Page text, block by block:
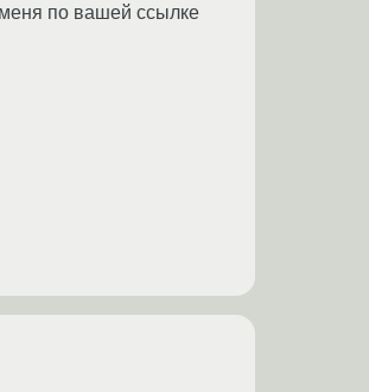
по вашей ссылке